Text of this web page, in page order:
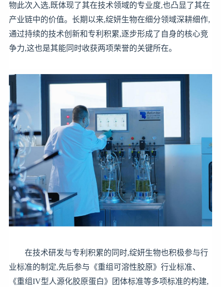
物此次入选,既体现了其在技术领域的专业度,也凸显了其在
产业链中的价值。长期以来,绽妍生物在细分领域深耕细作,
通过持续的技术创新和专利积累,逐步形成了自身的核心竞
争力,这也是其能同时收获两项荣誉的关键所在。
在技术研发与专利积累的同时,绽妍生物也积极参与行
业标准的制定,先后参与《重组可溶性胶原》行业标准、
《重组IV型人源化胶原蛋白》团体标准等多项标准的构建,